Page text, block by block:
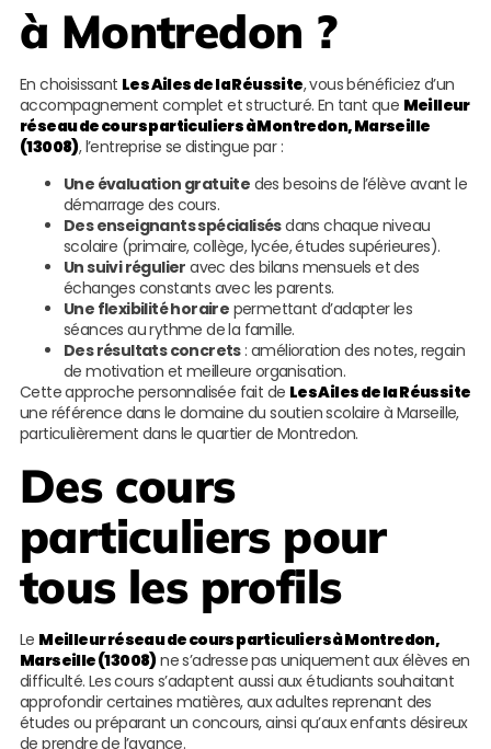
à Montredon ?
En choisissant Les Ailes de la Réussite, vous bénéficiez d’un
accompagnement complet et structuré. En tant que Meilleur
réseau de cours particuliers à Montredon, Marseille
(13008), l’entreprise se distingue par :
Une évaluation gratuite des besoins de l’élève avant le
démarrage des cours.
Des enseignants spécialisésdans chaque niveau
scolaire (primaire, collège, lycée, études supérieures).
Un suivi régulier avec des bilans mensuels et des
échanges constants avec les parents.
Une flexibilité horaire permettant d’adapter les
séances au rythme de la famille.
Des résultats concrets: amélioration des notes, regain
de motivation et meilleure organisation.
Cette approche personnalisée fait de Les Ailes de la Réussite
une référence dans le domaine du soutien scolaire à Marseille,
particulièrement dans le quartier de Montredon.
Des cours
particuliers pour
tous les profils
Le Meilleur réseau de cours particuliers à Montredon,
Marseille (13008)ne s’adresse pas uniquement aux élèves en
difficulté. Les cours s’adaptent aussi aux étudiants souhaitant
approfondir certaines matières, aux adultes reprenant des
études ou préparant un concours, ainsi qu’aux enfants désireux
de prendre de l’avance.